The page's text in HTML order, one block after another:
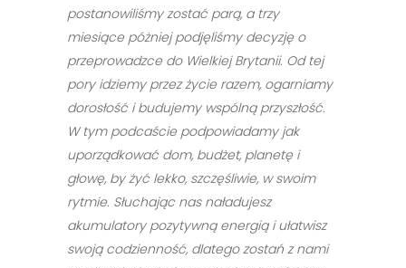
postanowiliśmy zostać parą, a trzy
miesiące póżniej podjęliśmy decyzję o
przeprowadzce do Wielkiej Brytanii. Od tej
pory idziemy przez życie razem, ogarniamy
dorosłość i budujemy wspólną przyszłość.
W tym podcaście podpowiadamy jak
uporządkować dom, budżet, planetę i
głowę, by żyć lekko, szczęśliwie, w swoim
rytmie. Słuchając nas naładujesz
akumulatory pozytywną energią i ułatwisz
swoją codzienność, dlatego zostań z nami